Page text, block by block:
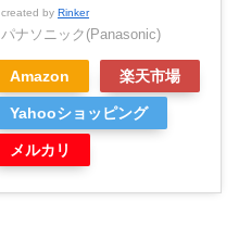
created by Rinker
パナソニック(Panasonic)
Amazon 楽天市場
Yahooショッピング
メルカリ